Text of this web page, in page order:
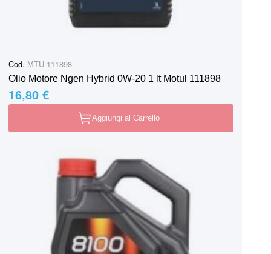
Cod. MTU-111898
Olio Motore Ngen Hybrid 0W-20 1 lt Motul 111898
16,80 €
Aggiungi al Carrello